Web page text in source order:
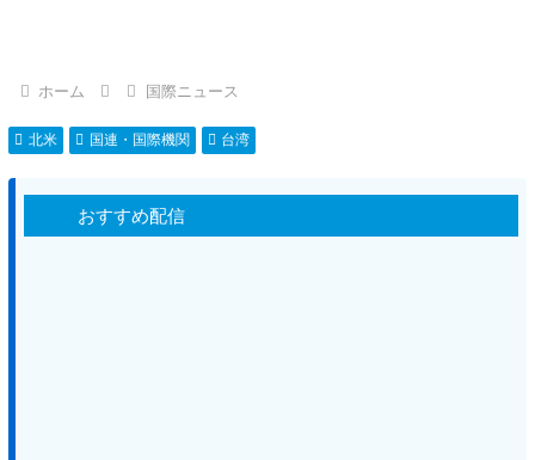
ホーム 国際ニュース
北米 国連・国際機関 台湾
おすすめ配信